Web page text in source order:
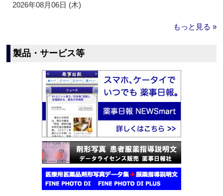
2026年08月06日 (木)
もっと見る »
製品・サービス等